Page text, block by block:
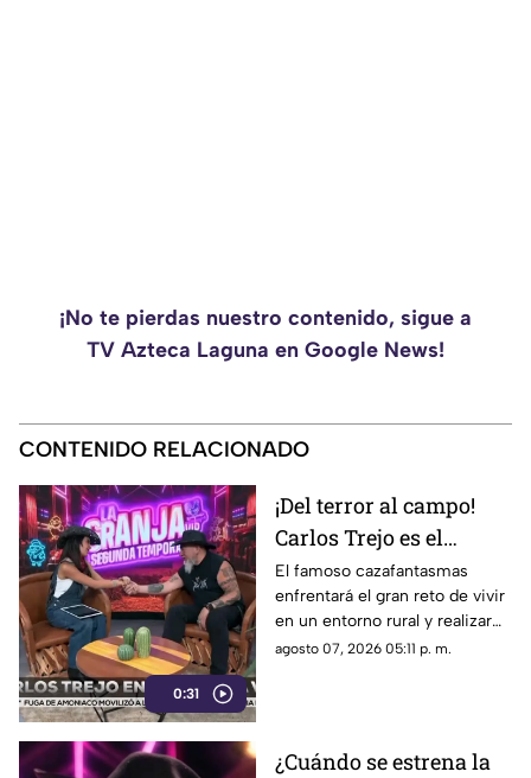
¡No te pierdas nuestro contenido, sigue a
TV Azteca Laguna en Google News!
CONTENIDO RELACIONADO
0:31
¡Del terror al campo!
Carlos Trejo es el
primer participante
confirmado para La
Granja VIP 2026
El famoso cazafantasmas
enfrentará el gran reto de vivir
en un entorno rural y realizar
pesadas labores de campo
agosto 07, 2026 05:11 p. m.
¿Cuándo se estrena la